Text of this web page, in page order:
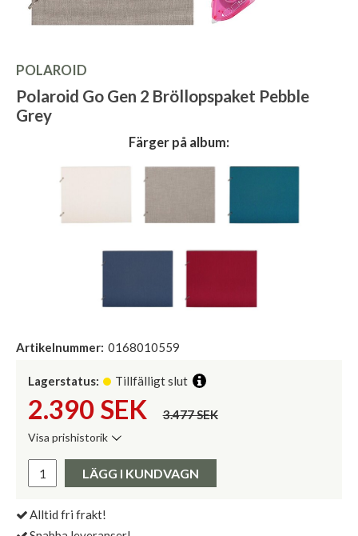
POLAROID
Polaroid Go Gen 2 Bröllopspaket Pebble
Grey
Färger på album:
Artikelnummer: 0168010559
Lagerstatus: Tillfälligt slut
2.390 SEK 3.477 SEK
Visa prishistorik
Pris:
LÄGG I KUNDVAGN
Alltid fri frakt!